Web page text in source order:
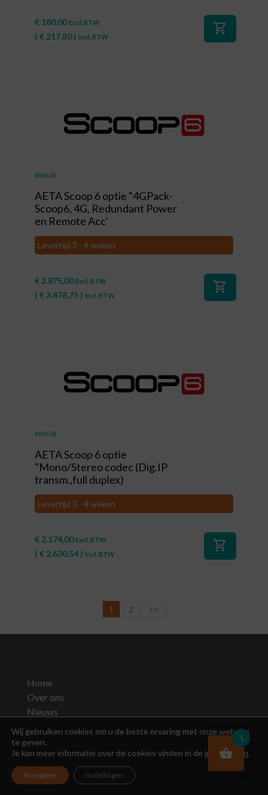
€ 180,00 Excl. BTW
( € 217,80) Incl. BTW
shopping_cart
#84636
AETA Scoop 6 optie "4GPack-
Scoop6, 4G, Redundant Power
en Remote Acc'
Levertijd 3 - 4 weken
€ 2.875,00 Excl. BTW
( € 3.478,75) Incl. BTW
shopping_cart
#84634
AETA Scoop 6 optie
"Mono/Stereo codec (Dig.IP
transm.,full duplex)
Levertijd 3 - 4 weken
€ 2.174,00 Excl. BTW
( € 2.630,54) Incl. BTW
shopping_cart
1 2 >>
Home
Over ons
Nieuws
Onze Service
Webshop
Werken bij
Wij gebruiken cookies om u de beste ervaring met onze website
te geven.
Je kan meer informatie over de cookies vinden in de instellingen.
Accepteer Instellingen
1